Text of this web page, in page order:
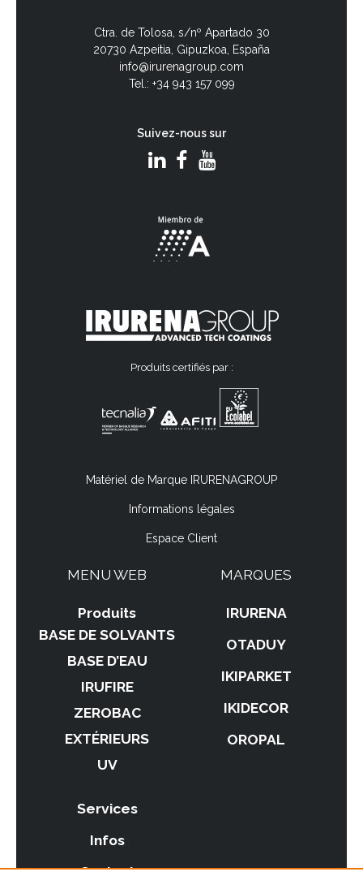
Ctra. de Tolosa, s/nº Apartado 30
20730 Azpeitia, Gipuzkoa, España
info@irurenagroup.com
Tel.: +34 943 157 099
Suivez-nous sur
MENU WEB
Produits
BASE DE SOLVANTS
BASE D’EAU
IRUFIRE
ZEROBAC
EXTÉRIEURS
UV
Services
Infos
Contact
MARQUES
IRURENA
OTADUY
IKIPARKET
IKIDECOR
OROPAL
Produits certifiés par :
Matériel de Marque IRURENAGROUP
Informations légales
Espace Client